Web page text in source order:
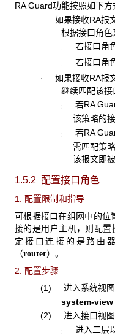
RA Guard功能按照如下方
· 如果接收RA报
根据接口角色
¡ 若接口角色
¡ 若接口角色
· 如果接收RA报
继续匹配该接
¡
若RA
该策略的
¡
若RA
需匹配策
该报文即被
1.5.2 配置接口角色
1. 配置限制和指导
可根据接口在组网中的位
接的是用户主机，则配置
定接口连接的是路由
（router）。
2. 配置步骤
(1) 进入系统视图
system-view
(2) 进入接口视图
¡ 进入二层